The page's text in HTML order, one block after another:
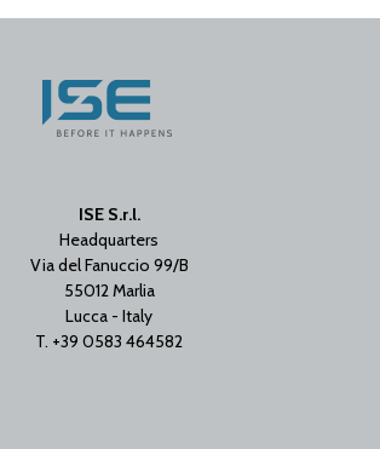
ISE S.r.l.
Headquarters
Via del Fanuccio 99/B
55012 Marlia
Lucca - Italy
T. +39 0583 464582